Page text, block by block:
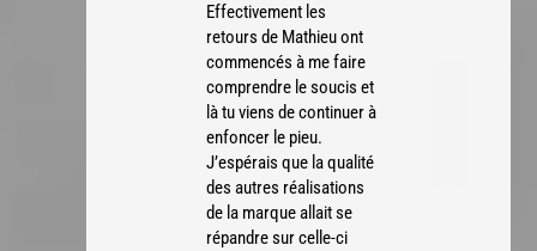
Effectivement les
retours de Mathieu ont
commencés à me faire
comprendre le soucis et
là tu viens de continuer à
enfoncer le pieu.
J’espérais que la qualité
des autres réalisations
de la marque allait se
répandre sur celle-ci